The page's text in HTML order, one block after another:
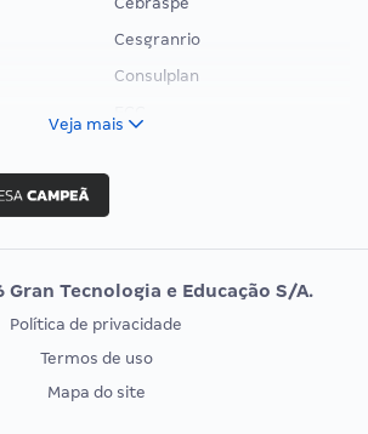
Cesgranrio
Consulplan
Vunesp
EXAME DE ORDEM
Veja mais
Gran Tecnologia e Educação S/A.
Política de privacidade
Termos de uso
Mapa do site